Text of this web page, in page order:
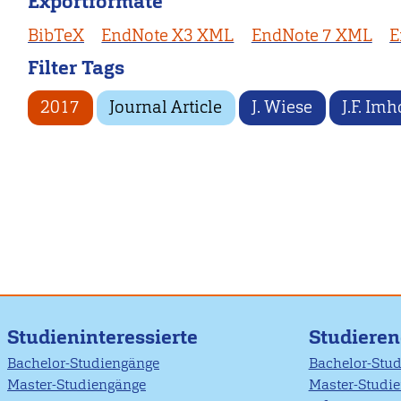
BibTeX EndNote X3 XML EndNote 7 XML
Filter Tags
2017 Journal Article J. Wiese J.F.
Studieninteressierte
Bachelor-Studiengänge
Master-Studiengänge
Bachelor-
Master-